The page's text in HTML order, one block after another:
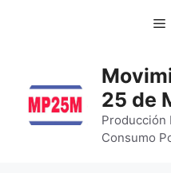
25 de
Producción
Consumo